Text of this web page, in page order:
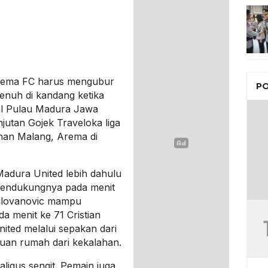
FC harus mengubur
di kandang ketika
Pulau Madura Jawa
Gojek Traveloka liga
Malang, Arema di
United lebih dahulu
pada menit
mampu
menit ke 71 Cristian
melalui sepakan dari
rumah dari kekalahan.